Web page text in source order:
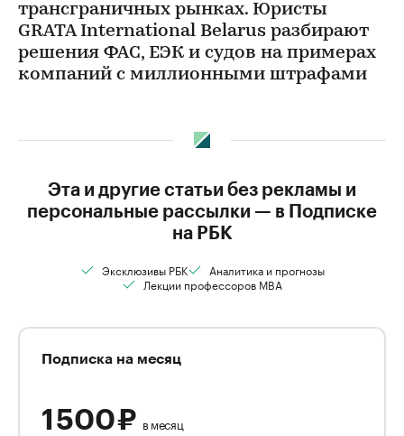
трансграничных рынках. Юристы
GRATA International Belarus разбирают
решения ФАС, ЕЭК и судов на примерах
компаний с миллионными штрафами
Эта и другие статьи без рекламы и
персональные рассылки — в Подписке
на РБК
Эксклюзивы РБК
Аналитика и прогнозы
Лекции профессоров MBA
Подписка на месяц
1 500 ₽ в месяц